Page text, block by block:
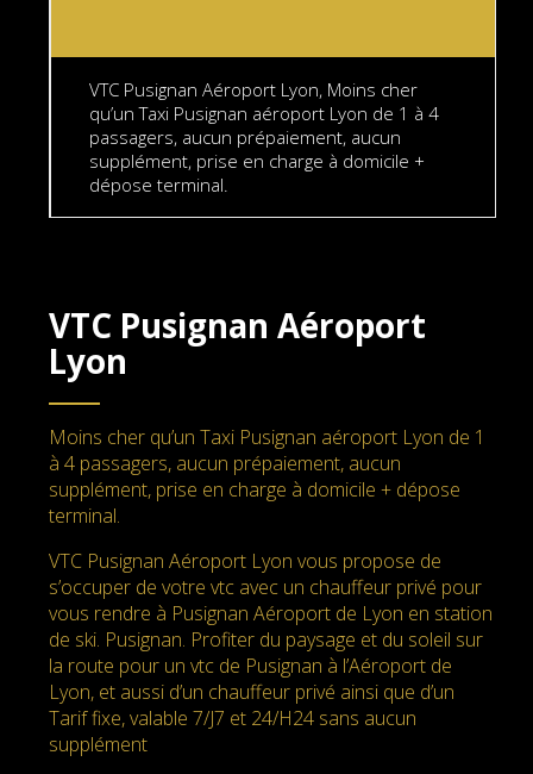
VTC Pusignan Aéroport Lyon, Moins cher
qu’un Taxi Pusignan aéroport Lyon de 1 à 4
passagers, aucun prépaiement, aucun
supplément, prise en charge à domicile +
dépose terminal.
VTC Pusignan Aéroport
Lyon
Moins cher qu’un Taxi Pusignan aéroport Lyon de 1
à 4 passagers, aucun prépaiement, aucun
supplément, prise en charge à domicile + dépose
terminal.
VTC Pusignan Aéroport Lyon vous propose de
s’occuper de votre vtc avec un chauffeur privé pour
vous rendre à Pusignan Aéroport de Lyon en station
de ski. Pusignan. Profiter du paysage et du soleil sur
la route pour un vtc de Pusignan à l’Aéroport de
Lyon, et aussi d’un chauffeur privé ainsi que d’un
Tarif fixe, valable 7/J7 et 24/H24 sans aucun
supplément